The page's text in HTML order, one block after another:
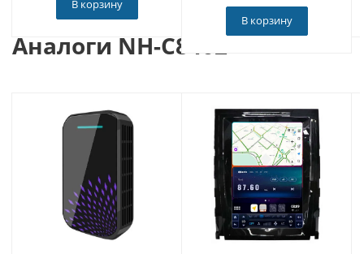
Наш магазин - официальный дилер продукции
Кармедиа по всей России. Приобретая товар у нас, вы
получаете оригинальное устройство, техподдержку и
В корзину
В корзину
Аналоги NH-C8402